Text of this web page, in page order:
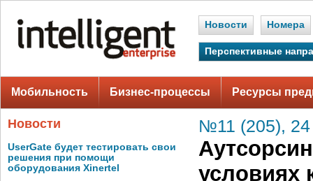
Новости Номера
Перспективные
Мобильность Бизнес-процессы Ресурсы
Новости
UserGate будет тестировать свои
решения при помощи
оборудования Xinertel
№11 (205), 24
условиях